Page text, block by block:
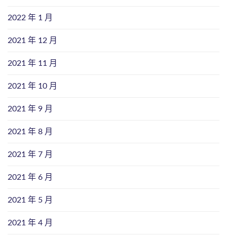
2022 年 1 月
2021 年 12 月
2021 年 11 月
2021 年 10 月
2021 年 9 月
2021 年 8 月
2021 年 7 月
2021 年 6 月
2021 年 5 月
2021 年 4 月